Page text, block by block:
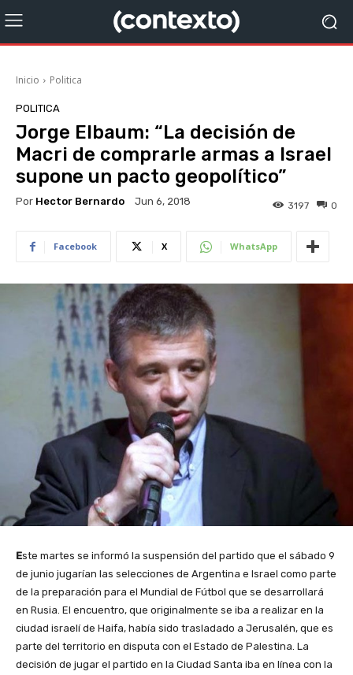
Inicio Politica
POLITICA
Jorge Elbaum: “La decisión de
Macri de comprarle armas a Israel
supone un pacto geopolítico”
Por Hector Bernardo Jun 6, 2018 0
3197
Facebook X WhatsApp
Este martes se informó la suspensión del partido que el sábado 9
de junio jugarían las selecciones de Argentina e Israel como parte
de la preparación para el Mundial de Fútbol que se desarrollará
en Rusia. El encuentro, que originalmente se iba a realizar en la
ciudad israelí de Haifa, había sido trasladado a Jerusalén, que es
parte del territorio en disputa con el Estado de Palestina. La
decisión de jugar el partido en la Ciudad Santa iba en línea con la